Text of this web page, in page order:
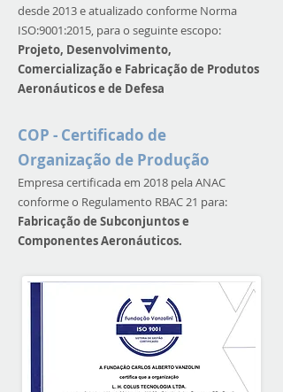
desde 2013 e atualizado conforme Norma
ISO:9001:2015, para o seguinte escopo:
Projeto, Desenvolvimento,
Comercialização e Fabricação de Produtos
Aeronáuticos e de Defesa
COP - Certificado de
Organização de Produção
Empresa certificada em 2018 pela ANAC
conforme o Regulamento RBAC 21 para:
Fabricação de Subconjuntos e
Componentes Aeronáuticos.